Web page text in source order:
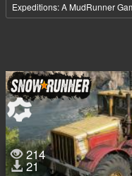
Expeditions: A MudRunner
214
21